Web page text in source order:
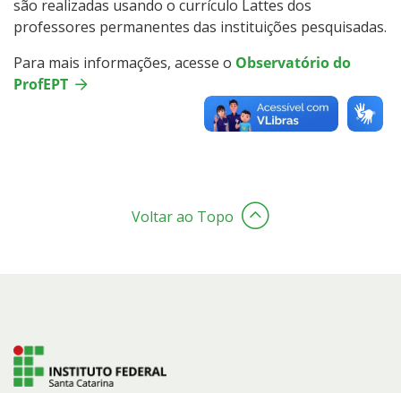
Agenda de Qualificações e Defesas
Editais
Orientações para Emissão de Diploma
Ambiente Virtual
são realizadas usando o currículo Lattes dos
professores permanentes das instituições pesquisadas.
Para mais informações, acesse o Observatório do
ProfEPT
Voltar ao Topo